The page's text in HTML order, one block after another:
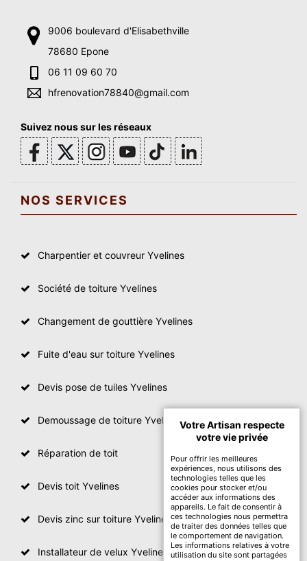
9006 boulevard d'Elisabethville
78680 Epone
06 11 09 60 70
hfrenovation78840@gmail.com
Suivez nous sur les réseaux
NOS SERVICES
Charpentier et couvreur Yvelines
Société de toiture Yvelines
Changement de gouttière Yvelines
Fuite d'eau sur toiture Yvelines
Devis pose de tuiles Yvelines
Demoussage de toiture Yvelines
Réparation de toit
Devis toit Yvelines
Devis zinc sur toiture Yvelines
Installateur de velux Yvelines
Votre Artisan respecte
votre vie privée
Pour offrir les meilleures
expériences, nous utilisons des
technologies telles que les
cookies pour stocker et/ou
accéder aux informations des
appareils. Le fait de consentir à
ces technologies nous permettra
de traiter des données telles que
le comportement de navigation.
Les informations relatives à votre
utilisation du site sont partagées